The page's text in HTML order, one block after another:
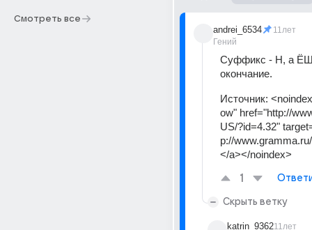
Смотреть все
andrei_6534
Гений
11лет
Суффикс - Н, а
окончание.
Источник:
ow" href="http://
US/?id=4.32"
p://
</a></noindex>
1
Скрыть ветку
katrin_936211лет